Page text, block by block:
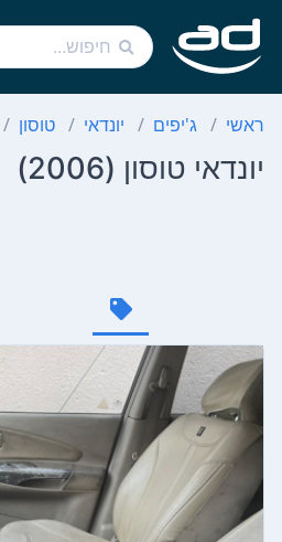
ראשי ג'יפים יונדאי טוסון
יונדאי טוסון (2006)